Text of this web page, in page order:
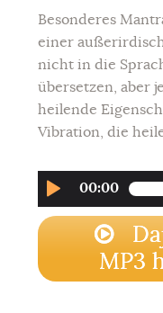
Besonderes
einer
nicht in die
übersetzen, aber
heilende
Vibration, die
Audio-
Player
00:00
MP3